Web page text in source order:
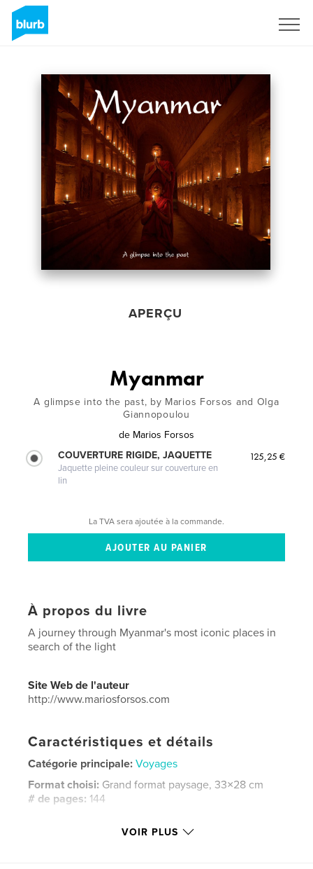
APERÇU
Myanmar
A glimpse into the past, by Marios Forsos and Olga
Giannopoulou
de Marios Forsos
COUVERTURE RIGIDE, JAQUETTE
Jaquette pleine couleur sur couverture en
lin
125,25 €
La TVA sera ajoutée à la commande.
À propos du livre
A journey through Myanmar's most iconic places in
search of the light
Site Web de l'auteur
http://www.mariosforsos.com
Caractéristiques et détails
Catégorie principale: Voyages
Format choisi: Grand format paysage, 33×28 cm
# de pages: 144
Couverture rigide, jaquette: 9781388808556
VOIR PLUS